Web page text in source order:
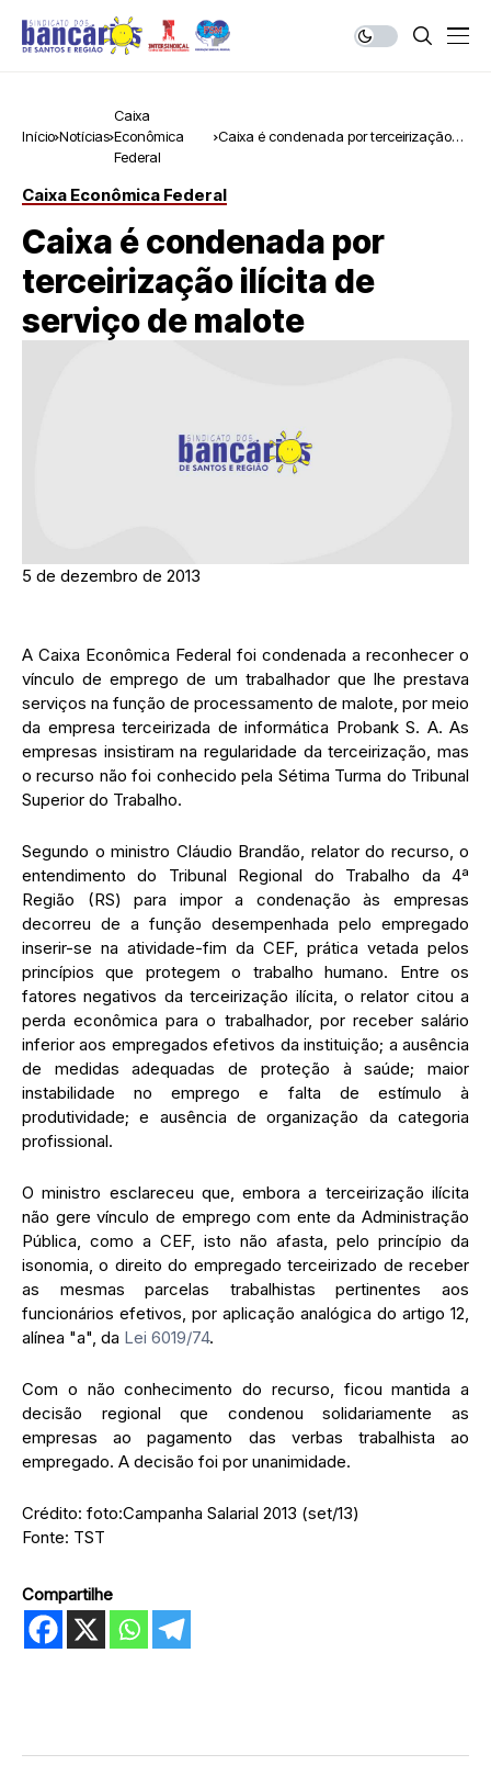
Início Notícias
Caixa
Econômica
Federal
Caixa é condenada por terceirização
Caixa Econômica Federal
Caixa é condenada por
terceirização ilícita de
serviço de malote
5 de dezembro de 2013
A Caixa Econômica Federal foi condenada a reconhecer o
vínculo de emprego de um trabalhador que lhe prestava
serviços na função de processamento de malote, por meio
da empresa terceirizada de informática Probank S. A. As
empresas insistiram na regularidade da terceirização, mas
o recurso não foi conhecido pela Sétima Turma do Tribunal
Superior do Trabalho.
Segundo o ministro Cláudio Brandão, relator do recurso, o
entendimento do Tribunal Regional do Trabalho da 4ª
Região (RS) para impor a condenação às empresas
decorreu de a função desempenhada pelo empregado
inserir-se na atividade-fim da CEF, prática vetada pelos
princípios que protegem o trabalho humano. Entre os
fatores negativos da terceirização ilícita, o relator citou a
perda econômica para o trabalhador, por receber salário
inferior aos empregados efetivos da instituição; a ausência
de medidas adequadas de proteção à saúde; maior
instabilidade no emprego e falta de estímulo à
produtividade; e ausência de organização da categoria
profissional.
O ministro esclareceu que, embora a terceirização ilícita
não gere vínculo de emprego com ente da Administração
Pública, como a CEF, isto não afasta, pelo princípio da
isonomia, o direito do empregado terceirizado de receber
as mesmas parcelas trabalhistas pertinentes aos
funcionários efetivos, por aplicação analógica do artigo 12,
alínea "a", da Lei 6019/74.
Com o não conhecimento do recurso, ficou mantida a
decisão regional que condenou solidariamente as
empresas ao pagamento das verbas trabalhista ao
empregado. A decisão foi por unanimidade.
Crédito: foto:Campanha Salarial 2013 (set/13)
Fonte: TST
Compartilhe